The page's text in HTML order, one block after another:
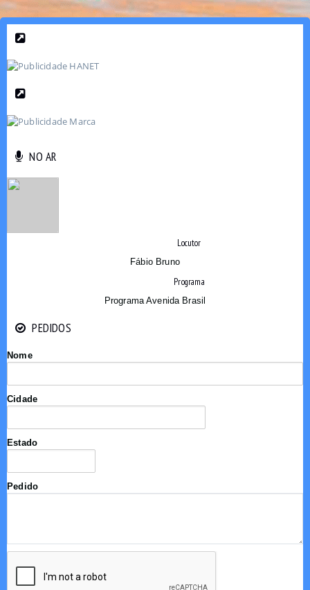
NO AR
Locutor
Fábio Bruno
Programa
Programa Avenida Brasil
PEDIDOS
Nome
Cidade
Estado
Pedido